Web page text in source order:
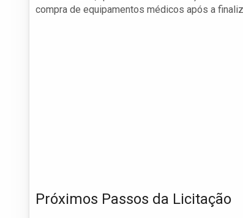
compra de equipamentos médicos após a
Próximos Passos da Licitação